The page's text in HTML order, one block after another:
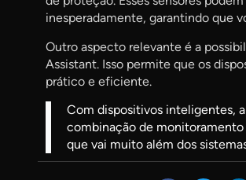
inesperadamente, garantindo que
Outro aspecto relevante é a
Assistant. Isso permite que os
prático e eficiente.
Com dispositivos inteligentes,
combinação de
que vai muito além dos